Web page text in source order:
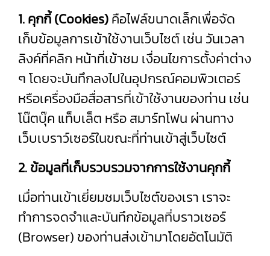
1. คุกกี้ (Cookies)คือไฟล์ขนาดเล็กเพื่อจัด
เก็บข้อมูลการเข้าใช้งานเว็บไซต์ เช่น วันเวลา
ลิงค์ที่คลิก หน้าที่เข้าชม เงื่อนไขการตั้งค่าต่าง
ๆ โดยจะบันทึกลงไปในอุปกรณ์คอมพิวเตอร์
หรือเครื่องมือสื่อสารที่เข้าใช้งานของท่าน เช่น
โน๊ตบุ๊ค แท็บเล็ต หรือ สมาร์ทโฟน ผ่านทาง
เว็บเบราว์เซอร์ในขณะที่ท่านเข้าสู่เว็บไซต์
2. ข้อมูลที่เก็บรวบรวมจากการใช้งานคุกกี้
เมื่อท่านเข้าเยี่ยมชมเว็บไซต์ของเรา เราจะ
ทำการจดจำและบันทึกข้อมูลที่บราวเซอร์
(Browser) ของท่านส่งเข้ามาโดยอัตโนมัติ